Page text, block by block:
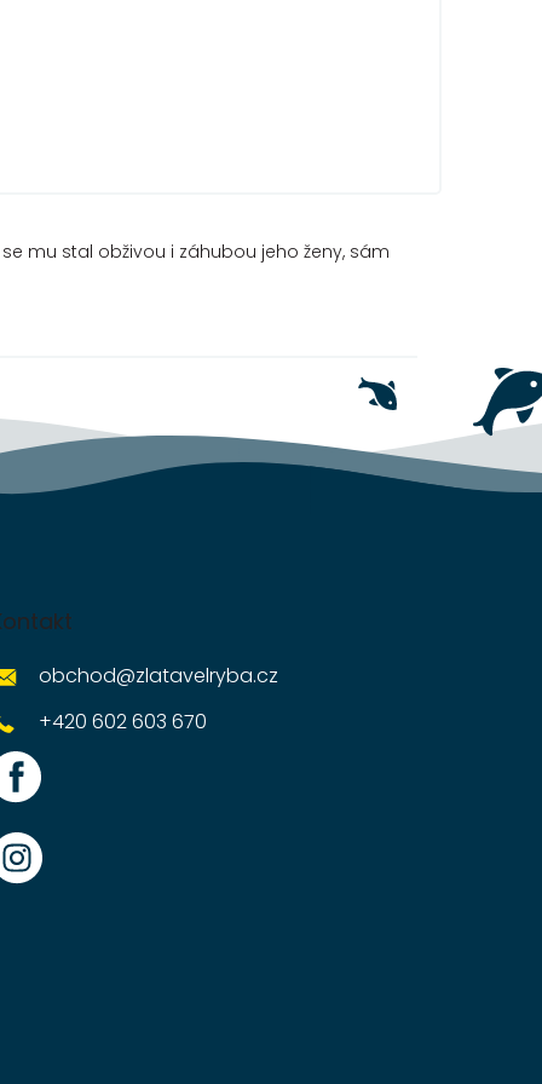
mu stal obživou i záhubou jeho ženy, sám
obchod@zlatavelryba.cz
+420 602 603 670